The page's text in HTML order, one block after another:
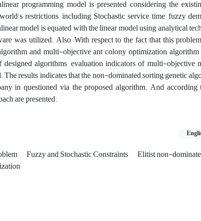
programming model is presented considering the
restrictions, including Stochastic service time, fuzzy
model is equated with the linear model using analytical
was utilized. Also, With respect to the fact that this
and multi-objective ant colony optimization algorithm
algorithms, evaluation indicators of multi-objective
results indicates that the non-dominated sorting genetic
in questioned via the proposed algorithm. And according
are presented.
Fuzzy and Stochastic Constraints
Elitist non-